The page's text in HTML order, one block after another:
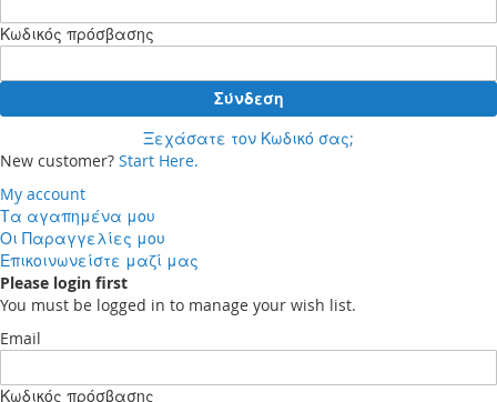
Κωδικός πρόσβασης
Σύνδεση
Ξεχάσατε τον Κωδικό σας;
New customer? Start Here.
My account
Τα αγαπημένα μου
Οι Παραγγελίες μου
Επικοινωνείστε μαζί μας
Please login first
You must be logged in to manage your wish list.
Email
Κωδικός πρόσβασης